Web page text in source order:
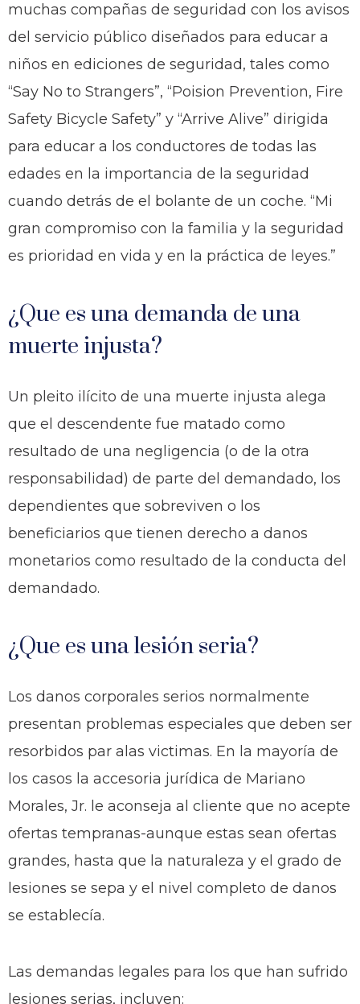
muchas compañas de seguridad con los avisos
del servicio público diseñados para educar a
niños en ediciones de seguridad, tales como
“Say No to Strangers”, “Poision Prevention, Fire
Safety Bicycle Safety” y “Arrive Alive” dirigida
para educar a los conductores de todas las
edades en la importancia de la seguridad
cuando detrás de el bolante de un coche. “Mi
gran compromiso con la familia y la seguridad
es prioridad en vida y en la práctica de leyes.”
¿Que es una demanda de una
muerte injusta?
Un pleito ilícito de una muerte injusta alega
que el descendente fue matado como
resultado de una negligencia (o de la otra
responsabilidad) de parte del demandado, los
dependientes que sobreviven o los
beneficiarios que tienen derecho a danos
monetarios como resultado de la conducta del
demandado.
¿Que es una lesión seria?
Los danos corporales serios normalmente
presentan problemas especiales que deben ser
resorbidos par alas victimas. En la mayoría de
los casos la accesoria jurídica de Mariano
Morales, Jr. le aconseja al cliente que no acepte
ofertas tempranas-aunque estas sean ofertas
grandes, hasta que la naturaleza y el grado de
lesiones se sepa y el nivel completo de danos
se establecía.
Las demandas legales para los que han sufrido
lesiones serias, incluyen: